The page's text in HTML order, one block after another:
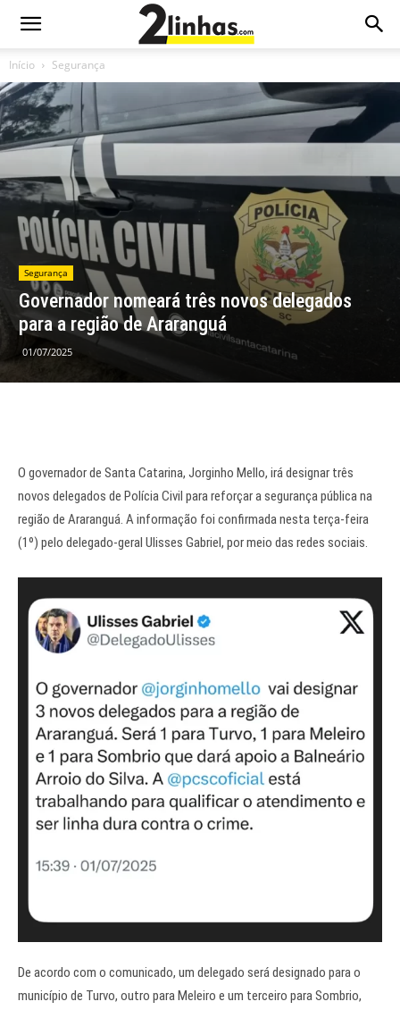
Início Segurança
Segurança
Governador nomeará três novos delegados
para a região de Araranguá
01/07/2025
O governador de Santa Catarina, Jorginho Mello, irá designar três
novos delegados de Polícia Civil para reforçar a segurança pública na
região de Araranguá. A informação foi confirmada nesta terça-feira
(1º) pelo delegado-geral Ulisses Gabriel, por meio das redes sociais.
De acordo com o comunicado, um delegado será designado para o
município de Turvo, outro para Meleiro e um terceiro para Sombrio,